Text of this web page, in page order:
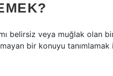
belirsiz veya muğlak olan
bir konuyu tanımlamak